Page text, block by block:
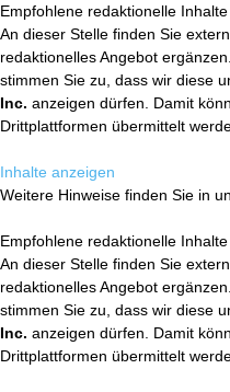
Empfohlene redaktionelle Inhalte
An dieser Stelle finden Sie
redaktionelles Angebot
stimmen Sie zu, dass wir diese
Inc. anzeigen dürfen. Damit
Drittplattformen übermittelt
Inhalte anzeigen
Weitere Hinweise finden Sie in
Empfohlene redaktionelle Inhalte
An dieser Stelle finden Sie
redaktionelles Angebot
stimmen Sie zu, dass wir diese
Inc. anzeigen dürfen. Damit
Drittplattformen übermittelt